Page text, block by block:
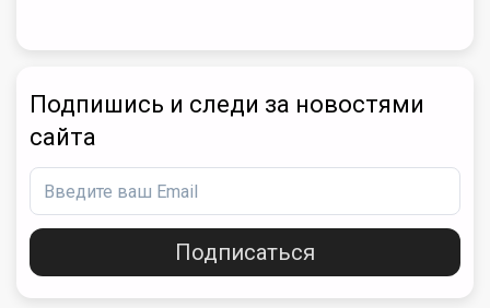
Подпишись и следи за новостями
сайта
Подписаться